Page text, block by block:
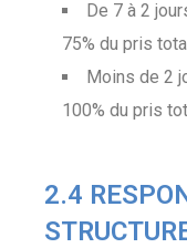
De 7 à 2
75% du pris
Moins de 2
100% du pris
2.4